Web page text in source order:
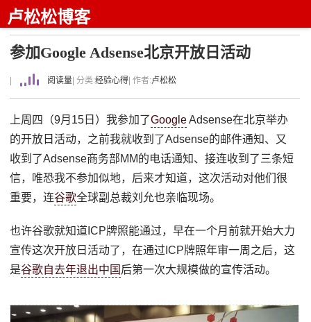
卢松松博客
参加Google Adsense北京开放日活动
阅读量 | 分类:经验心得 | 作者:卢松松
上周四（9月15日）我参加了GoogleAdsense在北京举办
的开放日活动，之前我就收到了Adsense的邮件通知、又
收到了Adsense商务部MM的电话通知、接连收到了三条短
信，唯恐我不参加似地，后来才知道，这次活动对他们很
重要，连谷歌全球副总裁刘允也亲临现场。
也许谷歌就知道ICP牌照能通过，早在一个月前就开始大力
宣传这次开放日活动了，在通过ICP牌照年审一周之后，这
是谷歌自去年退出中国 后第一次大规模做的宣传活动。